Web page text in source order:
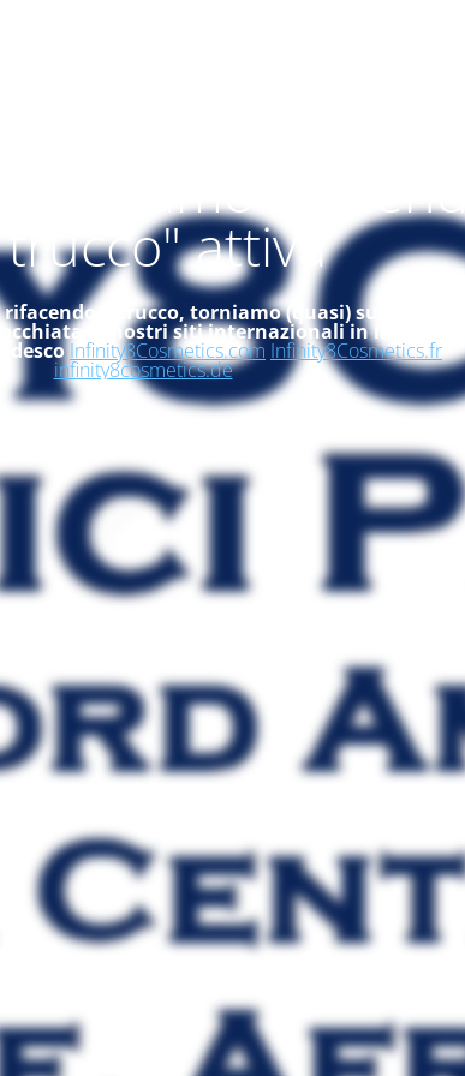
"ci stiamo rifacendo
attiva
rifacendo il trucco, torniamo (quasi) subito, nel
ai nostri siti internazionali in inglese, in
Infinity8Cosmetics.com Infinity8Cosmetics.fr
infinity8cosmetics.de